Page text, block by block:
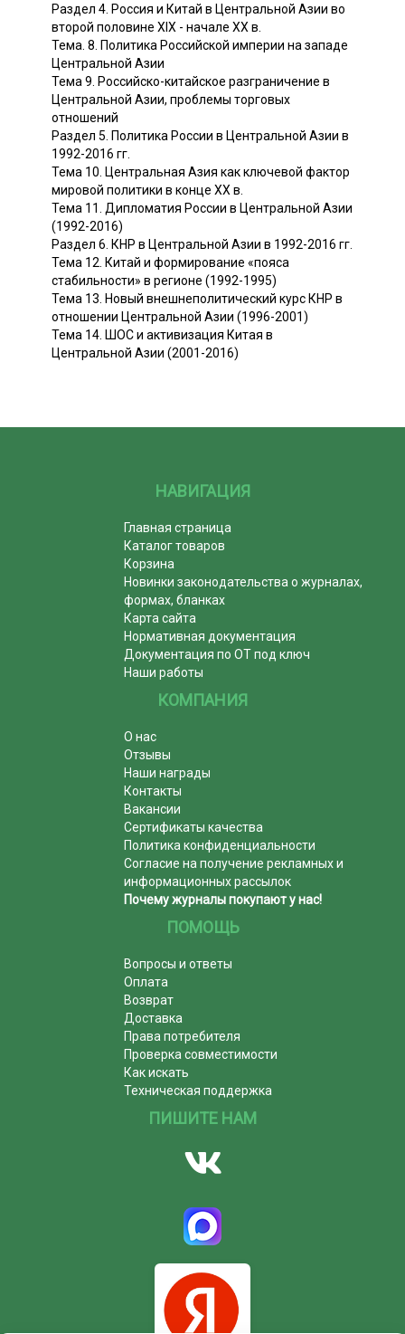
Раздел 4. Россия и Китай в Центральной Азии во
второй половине XIX - начале XX в.
Тема. 8. Политика Российской империи на западе
Центральной Азии
Тема 9. Российско-китайское разграничение в
Центральной Азии, проблемы торговых
отношений
Раздел 5. Политика России в Центральной Азии в
1992-2016 гг.
Тема 10. Центральная Азия как ключевой фактор
мировой политики в конце XX в.
Тема 11. Дипломатия России в Центральной Азии
(1992-2016)
Раздел 6. КНР в Центральной Азии в 1992-2016 гг.
Тема 12. Китай и формирование «пояса
стабильности» в регионе (1992-1995)
Тема 13. Новый внешнеполитический курс КНР в
отношении Центральной Азии (1996-2001)
Тема 14. ШОС и активизация Китая в
Центральной Азии (2001-2016)
НАВИГАЦИЯ
Главная страница
Каталог товаров
Корзина
Новинки законодательства о журналах,
формах, бланках
Карта сайта
Нормативная документация
Документация по ОТ под ключ
Наши работы
КОМПАНИЯ
О нас
Отзывы
Наши награды
Контакты
Вакансии
Сертификаты качества
Политика конфиденциальности
Согласие на получение рекламных и
информационных рассылок
Почему журналы покупают у нас!
ПОМОЩЬ
Вопросы и ответы
Оплата
Возврат
Доставка
Права потребителя
Проверка совместимости
Как искать
Техническая поддержка
ПИШИТЕ НАМ